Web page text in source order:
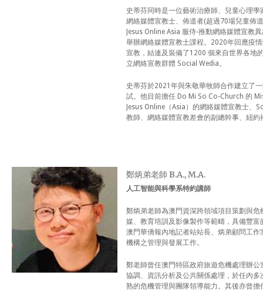
史蒂芬同時是一位藝術治療師、兒童心理
網絡媒體宣教士、佈道者(超過70場兒童佈
Jesus Online Asia 服侍-推動網絡媒體宣教
舉辦網絡媒體宣教士課程。2020年回應疫
宣教，結連及裝備了1200 個來自世界各地
立網絡宣教群體 Social Wedia。
史蒂芬於2021年與朱敬華牧師合作建立了
試。他目前擔任 Do Mi So Co-Church 的
Jesus Online（Asia）的網絡媒體宣教士、
教師、網絡媒體宣教差會的副總幹事、紐
鄭炳弟老師 B.A., M.A.
人工智能與科學系特約講師
鄭炳弟老師為澳門資深跨領域項目策劃與
媒、教育培訓及影像製作等範疇，具備豐
澳門華僑報內地記者站站長、炳弟顧問工
機構之管理與發展工作。
鄭老師曾任澳門特區政府旅遊危機處理辦
協調、資訊分析及公共關係處理，於任內
熟的危機管理與團隊領導能力。其後亦曾